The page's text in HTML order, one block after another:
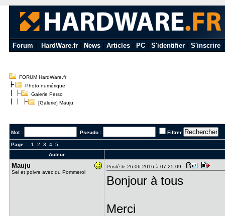
Forum HardWare.fr News Articles PC S'identifier S'inscrire
FORUM HardWare.fr
Photo numérique
Galerie Perso
[Galerie] Mauju
Mot : Pseudo : Filtrer
Page : 1 2 3 4 5
Auteur
Mauju
Sel et poivre avec du Pommerol
Posté le 26-06-2016 à 07:25:09
Bonjour à tous
Merci